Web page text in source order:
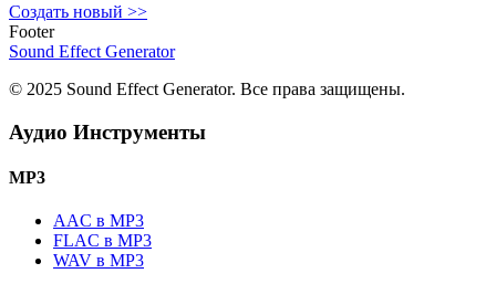
Создать новый >>
Footer
Sound Effect Generator
© 2025 Sound Effect Generator. Все права защищены.
Аудио Инструменты
MP3
AAC в MP3
FLAC в MP3
WAV в MP3